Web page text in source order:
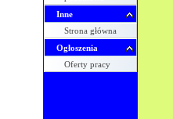
Inne
Strona główna
Ogłoszenia
Oferty pracy